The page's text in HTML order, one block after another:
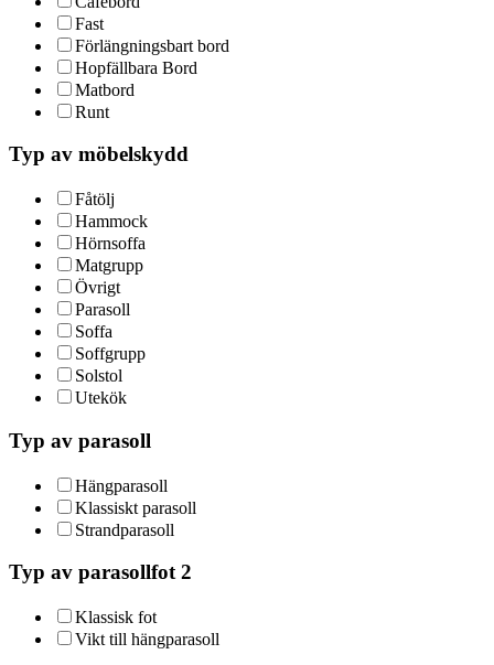
Fast
Förlängningsbart bord
Hopfällbara Bord
Matbord
Runt
Typ av möbelskydd
Fåtölj
Hammock
Hörnsoffa
Matgrupp
Övrigt
Parasoll
Soffa
Soffgrupp
Solstol
Utekök
Typ av parasoll
Hängparasoll
Klassiskt parasoll
Strandparasoll
Typ av parasollfot 2
Klassisk fot
Vikt till hängparasoll